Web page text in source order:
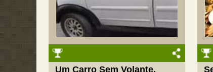
Um Carro Sem Volante,